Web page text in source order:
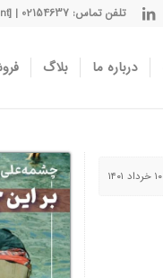
تلفن تماس: 02154637 | [calender-event]
درباره ما بلاگ
۱۰ خرداد ۱۴۰۱